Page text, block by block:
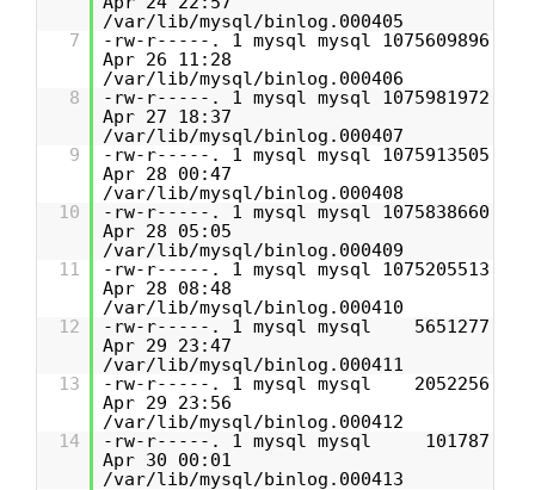
/var/lib/mysql/binlog.000405
7
-rw-r-----. 1 mysql mysql 1075609896
Apr 26 11:28
/var/lib/mysql/binlog.000406
8
-rw-r-----. 1 mysql mysql 1075981972
Apr 27 18:37
/var/lib/mysql/binlog.000407
9
-rw-r-----. 1 mysql mysql 1075913505
Apr 28 00:47
/var/lib/mysql/binlog.000408
10
-rw-r-----. 1 mysql mysql 1075838660
Apr 28 05:05
/var/lib/mysql/binlog.000409
11
-rw-r-----. 1 mysql mysql 1075205513
Apr 28 08:48
/var/lib/mysql/binlog.000410
12
-rw-r-----. 1 mysql mysql 5651277
Apr 29 23:47
/var/lib/mysql/binlog.000411
13
-rw-r-----. 1 mysql mysql 2052256
Apr 29 23:56
/var/lib/mysql/binlog.000412
14
-rw-r-----. 1 mysql mysql 101787
Apr 30 00:01
/var/lib/mysql/binlog.000413